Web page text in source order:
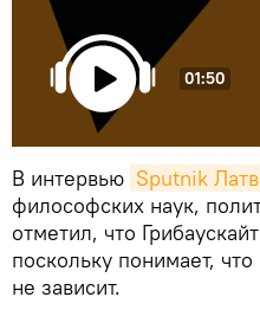
01:50
В интервью Sputnik
философских наук,
отметил, что
поскольку понимает,
не зависит.